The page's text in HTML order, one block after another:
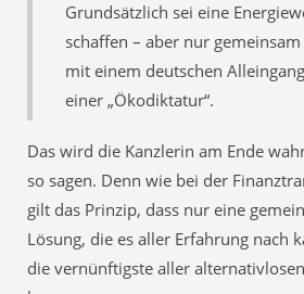
Grundsätzlich sei eine
schaffen – aber nur
mit einem deutschen
einer „Ökodiktatur“.
Das wird die Kanzlerin am Ende
so sagen. Denn wie bei der
gilt das Prinzip, dass nur eine
Lösung, die es aller Erfahrung nach
die vernünftigste aller